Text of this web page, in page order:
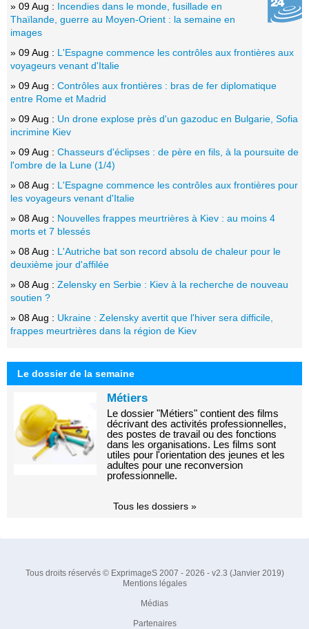
» 09 Aug : Incendies dans le monde, fusillade en
Thaïlande, guerre au Moyen-Orient : la semaine en
images
» 09 Aug : L'Espagne commence les contrôles aux frontières aux
voyageurs venant d'Italie
» 09 Aug : Contrôles aux frontières : bras de fer diplomatique
entre Rome et Madrid
» 09 Aug : Un drone explose près d'un gazoduc en Bulgarie, Sofia
incrimine Kiev
» 09 Aug : Chasseurs d'éclipses : de père en fils, à la poursuite de
l'ombre de la Lune (1/4)
» 08 Aug : L'Espagne commence les contrôles aux frontières pour
les voyageurs venant d'Italie
» 08 Aug : Nouvelles frappes meurtrières à Kiev : au moins 4
morts et 7 blessés
» 08 Aug : L'Autriche bat son record absolu de chaleur pour le
deuxième jour d'affilée
» 08 Aug : Zelensky en Serbie : Kiev à la recherche de nouveau
soutien ?
» 08 Aug : Ukraine : Zelensky avertit que l'hiver sera difficile,
frappes meurtrières dans la région de Kiev
Le dossier de la semaine
Métiers
Le dossier "Métiers" contient des films
décrivant des activités professionnelles,
des postes de travail ou des fonctions
dans les organisations. Les films sont
utiles pour l'orientation des jeunes et les
adultes pour une reconversion
professionnelle.
Tous les dossiers »
Tous droits réservés © ExprimageS 2007 - 2026 - v2.3 (Janvier 2019)
Mentions légales
Médias
Partenaires